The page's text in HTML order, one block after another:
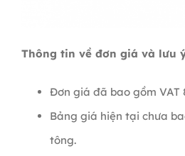
Thông tin về đơn giá và lưu
Đơn giá đã bao gồm VAT
Bảng giá hiện tại chưa
tông.